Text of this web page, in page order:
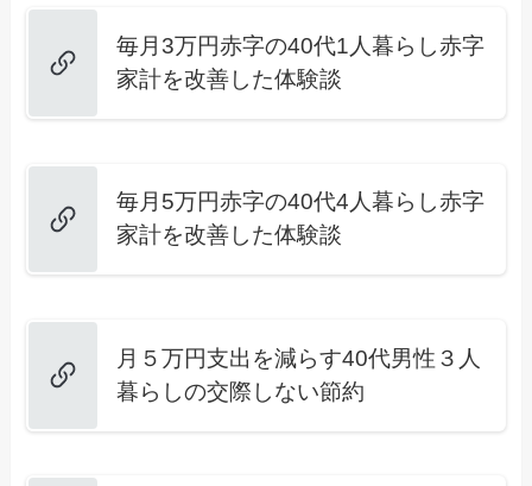
毎月3万円赤字の40代1人暮らし赤字
家計を改善した体験談
毎月5万円赤字の40代4人暮らし赤字
家計を改善した体験談
月５万円支出を減らす40代男性３人
暮らしの交際しない節約